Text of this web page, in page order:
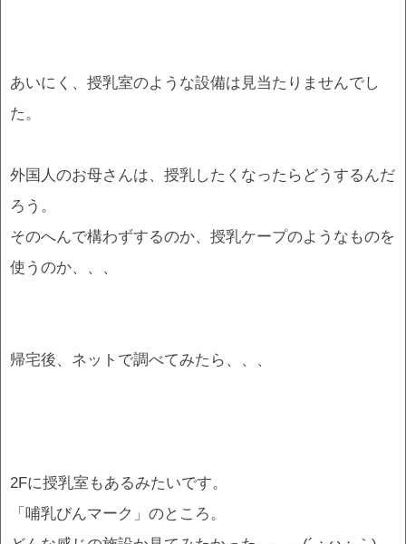
あいにく、授乳室のような設備は見当たりませんでし
た。
外国人のお母さんは、授乳したくなったらどうするんだ
ろう。
そのへんで構わずするのか、授乳ケープのようなものを
使うのか、、、
帰宅後、ネットで調べてみたら、、、
2Fに授乳室もあるみたいです。
「哺乳びんマーク」のところ。